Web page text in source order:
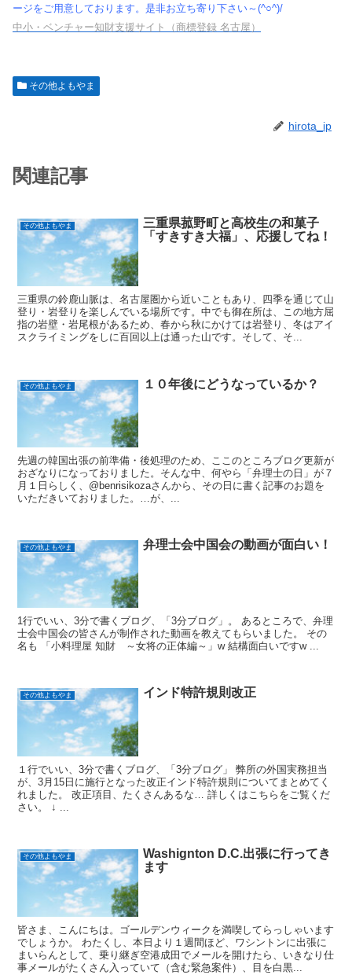
ージをご用意しております。是非お立ち寄り下さい～(^○^)/
中小・ベンチャー知財支援サイト（商標登録 名古屋）
その他よもやま
hirota_ip
関連記事
その他よもやま
三重県菰野町と高校生の和菓子
「すきすき大福」、応援してね！
三重県の鈴鹿山脈は、名古屋圏から近いこともあり、四季を通じて山
登り・岩登りを楽しんでいる場所です。中でも御在所は、この地方屈
指の岩壁・岩尾根があるため、春から秋にかけては岩登り、冬はアイ
スクライミングをしに百回以上は通った山です。そして、そ...
その他よもやま １０年後にどうなっているか？
先週の韓国出張の前準備・後処理のため、ここのところブログ更新が
おざなりになっておりました。そんな中、何やら「弁理士の日」が７
月１日らしく、@benrisikozaさんから、その日に書く記事のお題を
いただきいておりました。…が、...
その他よもやま 弁理士会中国会の動画が面白い！
1行でいい、3分で書くブログ、「3分ブログ」。 あるところで、弁理
士会中国会の皆さんが制作された動画を教えてもらいました。 その
名も 「小料理屋 知財 ～女将の正体編～」w 結構面白いですw ...
その他よもやま インド特許規則改正
１行でいい、3分で書くブログ、「3分ブログ」 弊所の外国実務担当
が、3月15日に施行となった改正インド特許規則についてまとめてく
れました。 改正項目、たくさんあるな… 詳しくはこちらをご覧くだ
さい。 ↓ ...
その他よもやま
Washignton D.C.出張に行ってき
ます
皆さま、こんにちは。ゴールデンウィークを満喫してらっしゃいます
でしょうか。 わたくし、本日より１週間ほど、ワシントンに出張に
まいらんとして、乗り継ぎ空港成田でメールを開けたら、いきなり仕
事メールがたくさん入っていて（含む緊急案件）、目を白黒...